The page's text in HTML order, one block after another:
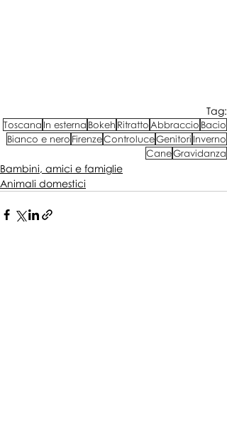
Tag:
Toscana In esterna Bokeh Ritratto Abbraccio Bacio
Bianco e nero FirenzeControluceGenitori Inverno
CaneGravidanza
Bambini, amici e famiglie
Animali domestici